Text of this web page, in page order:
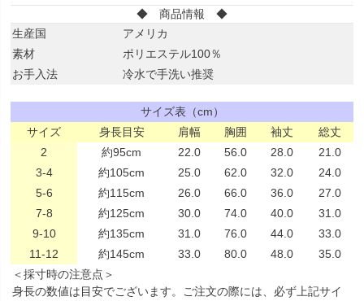
◆ 商品情報 ◆
生産国
アメリカ
素材
ポリエステル100％
お手入法
冷水で手洗い推奨
サイズ表（cm）
サイズ
身長目安 肩幅 胸囲 袖丈
総丈
2
約95cm 22.0 56.0 28.0
21.0
3-4
約105cm 25.0 62.0 32.0
24.0
5-6
約115cm 26.0 66.0 36.0
27.0
7-8
約125cm 30.0 74.0 40.0
31.0
9-10
約135cm 31.0 76.0 44.0
33.0
11-12
約145cm 33.0 80.0 48.0
35.0
＜採寸時の注意点＞
身長の数値は目安でございます。ご注文の際には、必ず上記サイ